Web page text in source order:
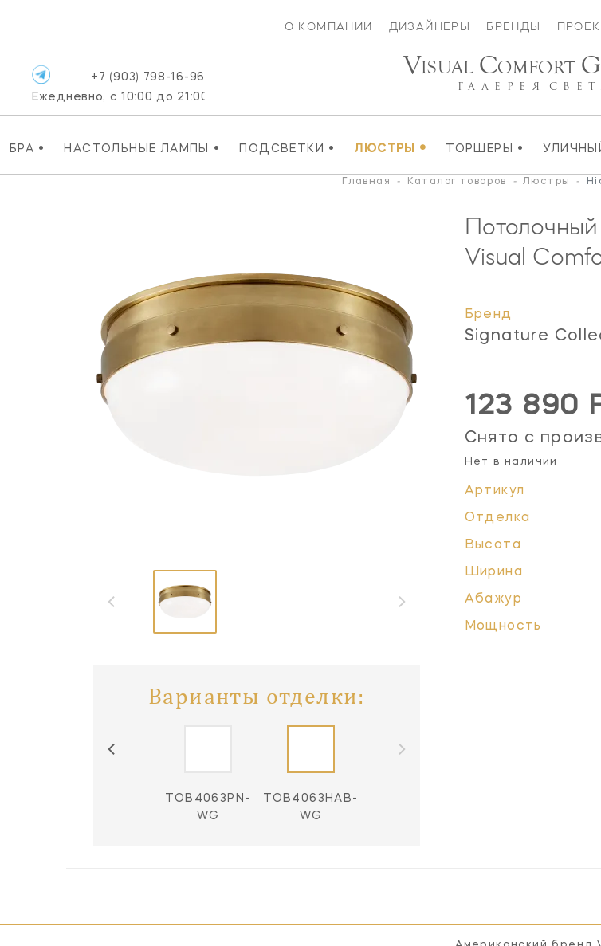
О КОМПАНИИ ДИЗАЙНЕРЫ БРЕНДЫ
БРА • НАСТОЛЬНЫЕ ЛАМПЫ • ПОДСВЕТКИ • ЛЮСТРЫ • ТОРШЕРЫ •
+7 (903) 798-16-96
Ежедневно, с 10:00 до 21:00
VISUAL COMFORT G
ГАЛЕРЕЯ
Главная - Каталог товаров - Люстры -
Варианты отделки:
TOB4063PN-
WG
TOB4063HAB-
WG
Потолочный
Visual
Бренд
Signature
123 890
Снято с
Нет в наличии
Артикул
Отделка
Высота
Ширина
Абажур
Мощность